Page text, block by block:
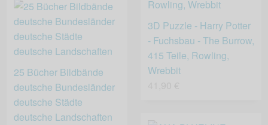
3D Puzzle - Harry Potter
- Fuchsbau - The Burrow,
415 Teile, Rowling,
Wrebbit
25 Bücher Bildbände
deutsche Bundesländer
deutsche Städte
deutsche Landschaften